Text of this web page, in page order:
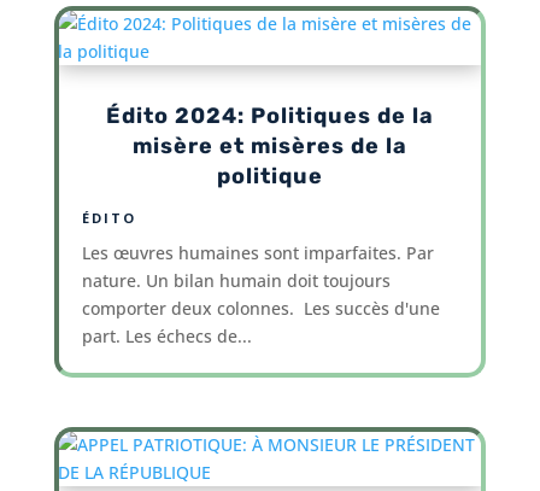
Édito 2024: Politiques de la
misère et misères de la
politique
ÉDITO
Les œuvres humaines sont imparfaites. Par
nature. Un bilan humain doit toujours
comporter deux colonnes. Les succès d'une
part. Les échecs de...